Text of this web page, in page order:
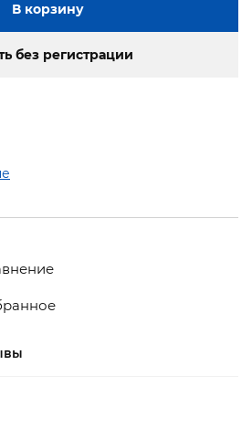
В корзину
без регистрации